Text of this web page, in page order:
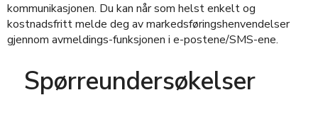
kommunikasjonen. Du kan når som helst enkelt og
kostnadsfritt melde deg av markedsføringshenvendelser
gjennom avmeldings-funksjonen i e-postene/SMS-ene.
Spørreundersøkelser